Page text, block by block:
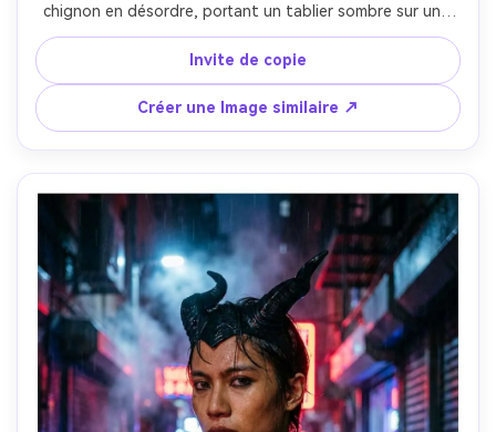
chignon en désordre, portant un tablier sombre sur une
chemise à col haut, des lunettes de laiton reposant sur le
front, à l'intérieur d'un atelier d'alchimie aux chandelles
avec des flacons en verre et des élixirs brillants, des
lumières pratiques chaudes avec un accent de lueur bleue
et une remplissage douce, Fujifilm GFX 100S, 80mm f/1.7,
portrait à moitié de corps, les mains tenant un flacon
fumant, humeur focalisée mystérieuse, texture de peau
réaliste, mise au point nette, clarté cinématographique-
Invite de copie
Créer une Image similaire ↗